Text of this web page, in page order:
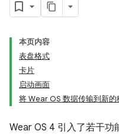
本页内容
表盘格式
卡片
启动画面
将 Wear OS 数据传输到新的
Wear OS 4 引入了若干功